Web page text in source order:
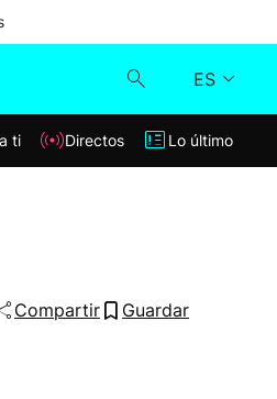
ES
Klisk
ti Directos Lo último
Compartir Guardar